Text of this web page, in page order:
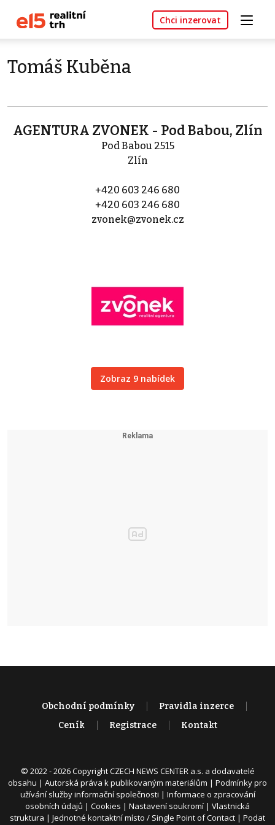
Chci inzerovat
Tomáš Kuběna
AGENTURA ZVONEK - Pod Babou, Zlín
Pod Babou 2515
Zlín
+420 603 246 680
+420 603 246 680
zvonek@zvonek.cz
Zobraz 9 nabídek
Obchodní podmínky
Pravidla inzerce
Ceník
Registrace Kontakt
© 2022 - 2026 Copyright CZECH NEWS CENTER a.s. a dodavatelé
obsahu | Autorská práva k publikovaným materiálům | Podmínky pro
užívání služby informační společnosti | Informace o zpracování
osobních údajů | Cookies | Nastavení soukromí | Vlastnická
struktura | Jednotné kontaktní místo / Single Point of Contact | Podat